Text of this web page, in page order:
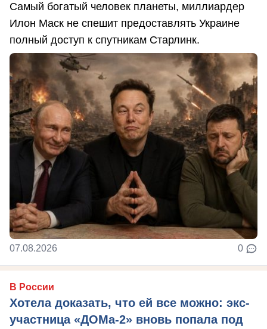
Самый богатый человек планеты, миллиардер
Илон Маск не спешит предоставлять Украине
полный доступ к спутникам Старлинк.
07.08.2026 0
В России
Хотела доказать, что ей все можно: экс-
участница «ДОМа-2» вновь попала под